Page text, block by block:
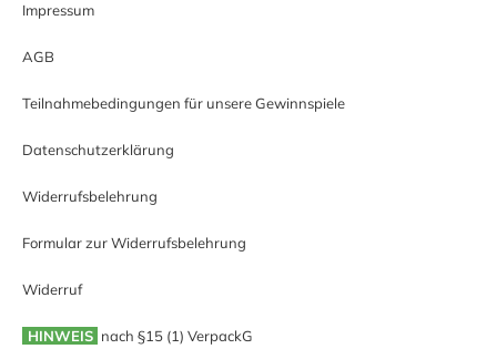
Impressum
AGB
Teilnahmebedingungen für unsere Gewinnspiele
Datenschutzerklärung
Widerrufsbelehrung
Formular zur Widerrufsbelehrung
Widerruf
HINWEIS nach §15 (1) VerpackG